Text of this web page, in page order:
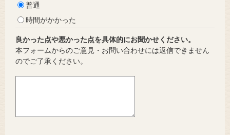
普通
時間がかかった
良かった点や悪かった点を具体的にお聞かせください。
本フォームからのご意見・お問い合わせには返信できません
のでご了承ください。